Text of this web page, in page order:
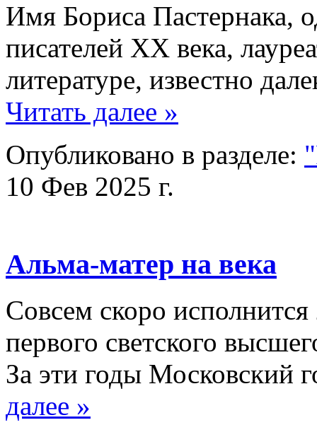
Имя Бориса Пастернака,
писателей XX века,
литературе, известно
Читать далее »
Опубликовано в разделе:
10 Фев 2025 г.
Альма-матер на века
Совсем скоро
первого светского
За эти годы Московский
далее »